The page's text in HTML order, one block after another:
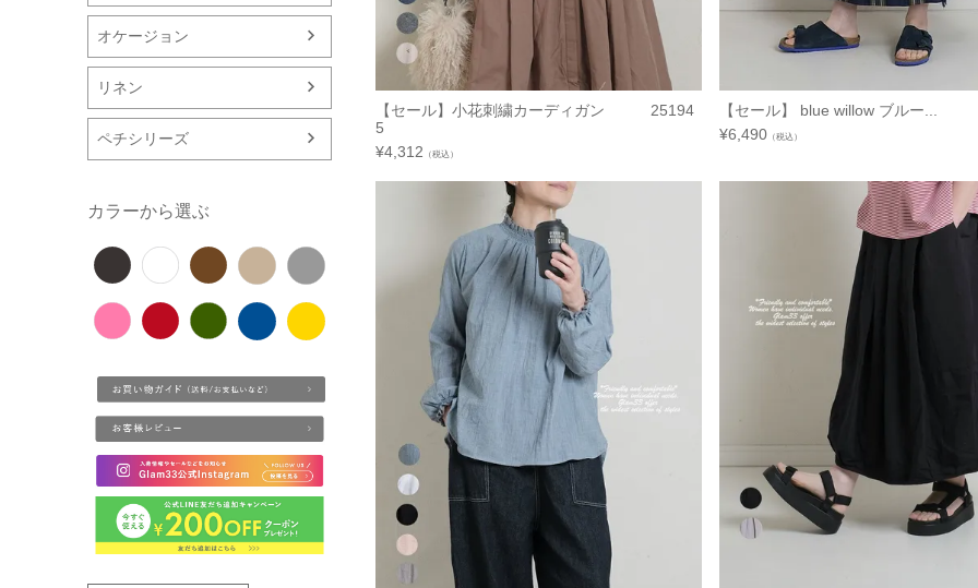
オケージョン
リネン
ペチシリーズ
カラーから選ぶ
【セール】小花刺繍カーディガン 25194
5
¥4,312 （税込）
【セール】 blue willow ブルー...
¥6,490（税込）